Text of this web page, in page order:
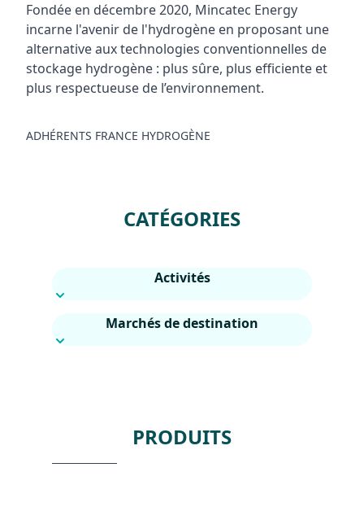
Fondée en décembre 2020, Mincatec Energy
incarne l'avenir de l'hydrogène en proposant une
alternative aux technologies conventionnelles de
stockage hydrogène : plus sûre, plus efficiente et
plus respectueuse de l’environnement.
ADHÉRENTS FRANCE HYDROGÈNE
CATÉGORIES
Activités
Marchés de destination
PRODUITS